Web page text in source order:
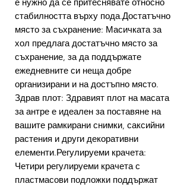
е нужно да се притеснявате относно
стабилността върху пода.Достатъчно
място за съхранение: Масичката за
хол предлага достатъчно място за
съхранение, за да поддържате
ежедневните си неща добре
организирани и на достъпно място.
Здрав плот: Здравият плот на масата
за антре е идеален за поставяне на
вашите рамкирани снимки, саксийни
растения и други декоративни
елементи.Регулируеми крачета:
Четири регулируеми крачета с
пластмасови подложки поддържат